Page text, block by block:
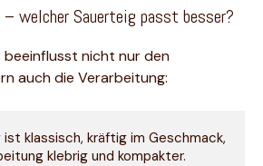
– welcher Sauerteig passt besser?
beeinflusst nicht nur den
auch die Verarbeitung:
klassisch, kräftig im Geschmack,
klebrig und kompakter.